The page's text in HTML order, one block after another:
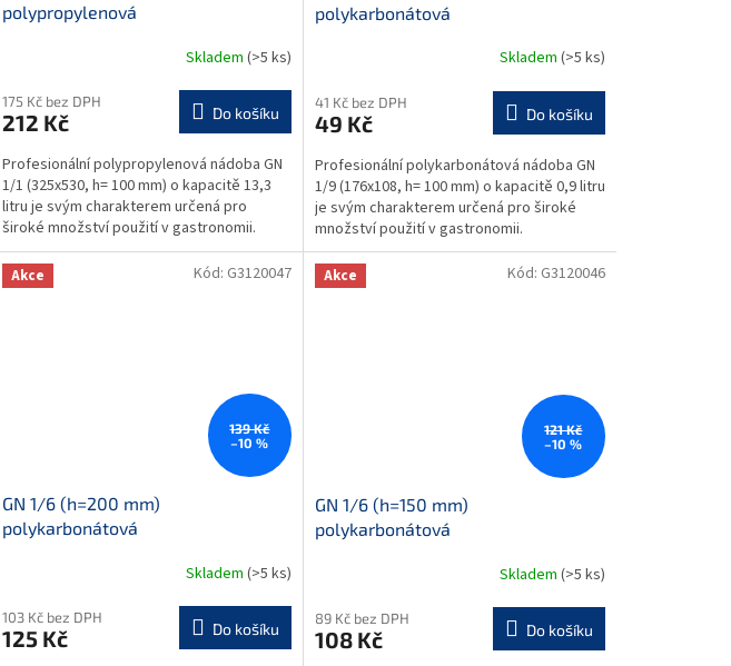
polypropylenová
Skladem (>5 ks)
175 Kč bez DPH
212 Kč Do košíku
Profesionální polypropylenová nádoba GN
1/1 (325x530, h= 100 mm) o kapacitě 13,3
litru je svým charakterem určená pro
široké množství použití v gastronomii.
Gastronádoba je...
polykarbonátová
Skladem (>5 ks)
41 Kč bez DPH
49 Kč Do košíku
Profesionální polykarbonátová nádoba GN
1/9 (176x108, h= 100 mm) o kapacitě 0,9 litru
je svým charakterem určená pro široké
množství použití v gastronomii.
Gastronádoba je...
Akce
139 Kč
–10 %
GN 1/6 (h=200 mm)
polykarbonátová
Skladem (>5 ks)
103 Kč bez DPH
125 Kč Do košíku
Kód: G3120047 Akce
121 Kč
–10 %
GN 1/6 (h=150 mm)
polykarbonátová
Skladem (>5 ks)
89 Kč bez DPH
108 Kč Do košíku
Kód: G3120046